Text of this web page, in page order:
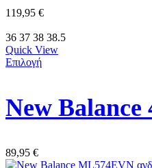
119,95 €
36 37 38 38.5
Quick View
Επιλογή
89,95 €